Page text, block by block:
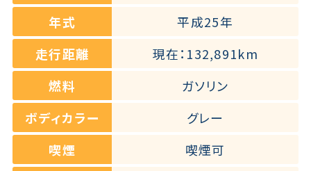
年式
平成25年
走行距離
現在：132,891km
燃料
ガソリン
ボディカラー
グレー
喫煙
喫煙可